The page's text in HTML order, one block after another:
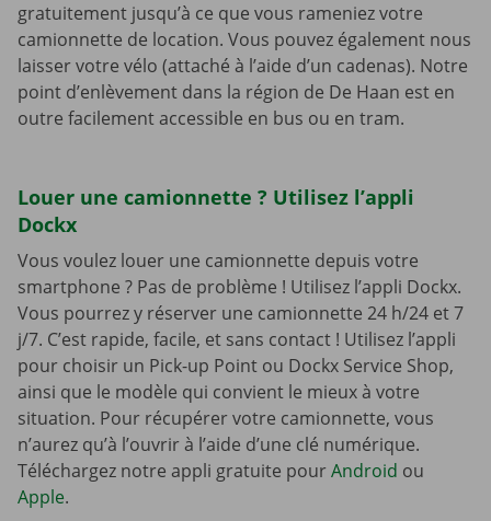
gratuitement jusqu’à ce que vous rameniez votre
camionnette de location. Vous pouvez également nous
laisser votre vélo (attaché à l’aide d’un cadenas). Notre
point d’enlèvement dans la région de De Haan est en
outre facilement accessible en bus ou en tram.
Louer une camionnette ? Utilisez l’appli
Dockx
Vous voulez louer une camionnette depuis votre
smartphone ? Pas de problème ! Utilisez l’appli Dockx.
Vous pourrez y réserver une camionnette 24 h/24 et 7
j/7. C’est rapide, facile, et sans contact ! Utilisez l’appli
pour choisir un Pick-up Point ou Dockx Service Shop,
ainsi que le modèle qui convient le mieux à votre
situation. Pour récupérer votre camionnette, vous
n’aurez qu’à l’ouvrir à l’aide d’une clé numérique.
Téléchargez notre appli gratuite pourAndroid ou
Apple.